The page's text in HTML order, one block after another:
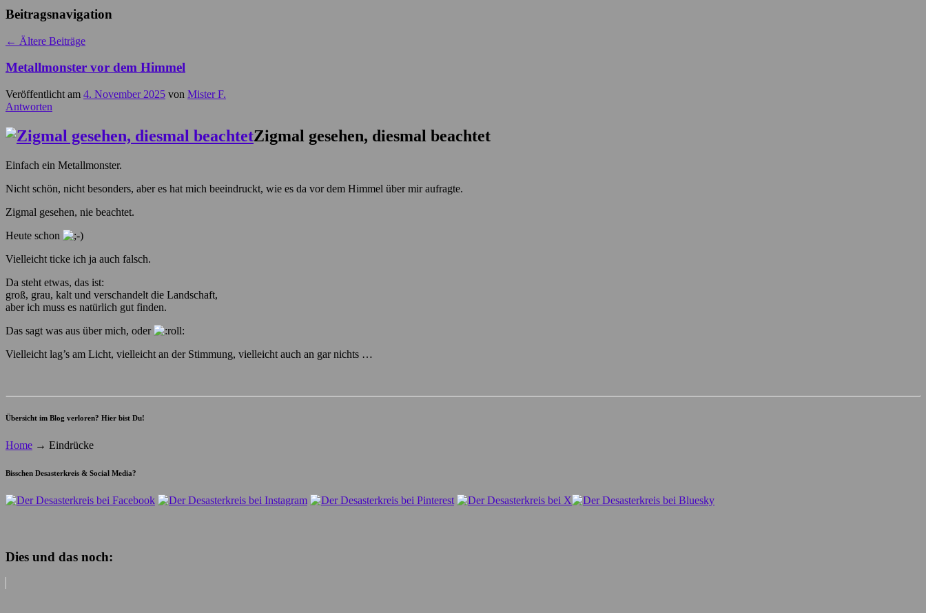
Beitragsnavigation
← Ältere Beiträge
Metallmonster vor dem Himmel
Veröffentlicht am 4. November 2025 von Mister F.
Antworten
Zigmal gesehen, diesmal beachtet
Einfach ein Metallmonster.
Nicht schön, nicht besonders, aber es hat mich beeindruckt, wie es da vor dem Himmel über mir aufragte.
Zigmal gesehen, nie beachtet.
Heute schon
Vielleicht ticke ich ja auch falsch.
Da steht etwas, das ist:
groß, grau, kalt und verschandelt die Landschaft,
aber ich muss es natürlich gut finden.
Das sagt was aus über mich, oder
Vielleicht lag’s am Licht, vielleicht an der Stimmung, vielleicht auch an gar nichts …
Übersicht im Blog verloren? Hier bist Du!
Home → Eindrücke
Bisschen Desasterkreis & Social Media?
Dies und das noch: